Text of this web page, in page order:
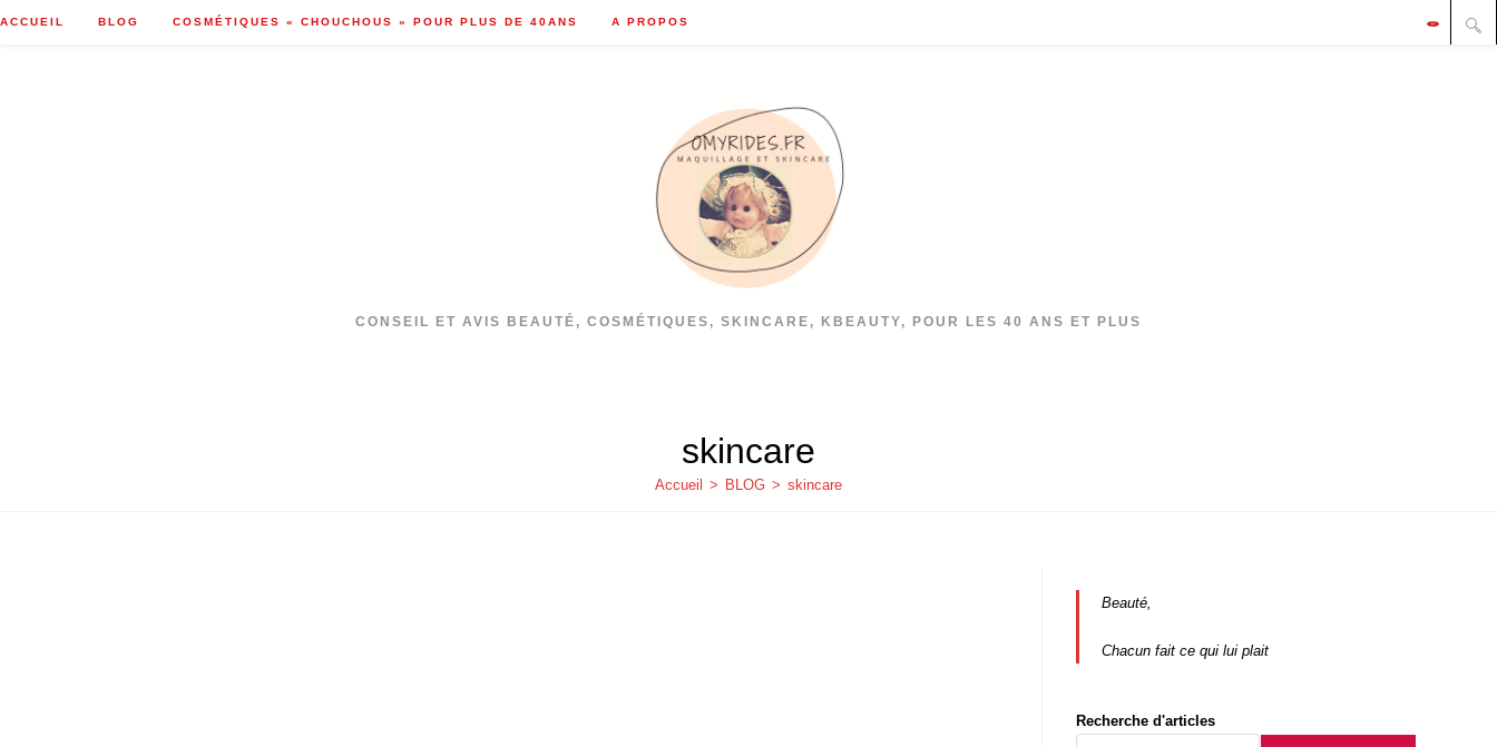
ACCUEIL BLOG COSMÉTIQUES « CHOUCHOUS » POUR PLUS DE 40ANS A PROPOS
CONSEIL ET AVIS BEAUTÉ, COSMÉTIQUES, SKINCARE, KBEAUTY, POUR LES 40 ANS ET PLUS
skincare
Accueil > BLOG > skincare
Beauté,
Chacun fait ce qui lui plait
Recherche d'articles